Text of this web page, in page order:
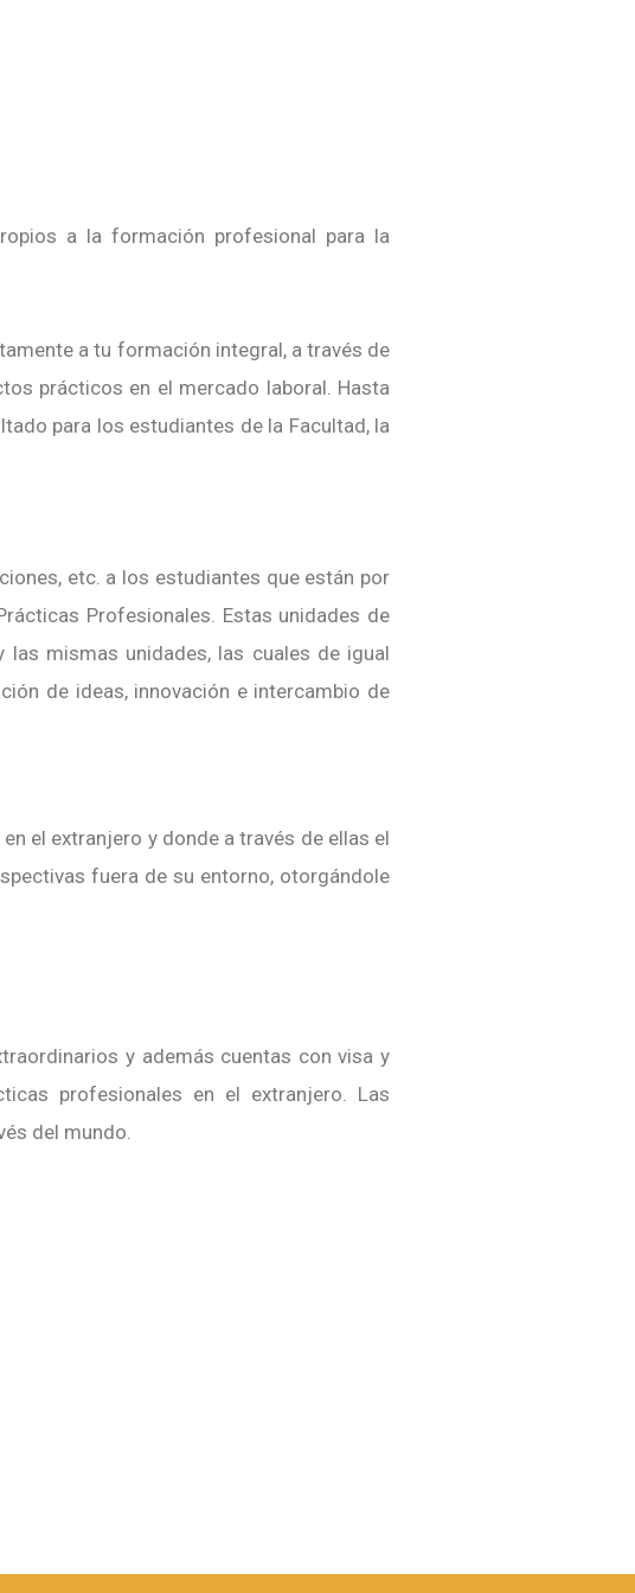
a la formación profesional para la
a tu formación integral, a través de
prácticos en el mercado laboral. Hasta
para los estudiantes de la Facultad, la
etc. a los estudiantes que están por
Profesionales. Estas unidades de
mismas unidades, las cuales de igual
de ideas, innovación e intercambio de
el extranjero y donde a través de ellas el
fuera de su entorno, otorgándole
y además cuentas con visa y
profesionales en el extranjero. Las
del mundo.